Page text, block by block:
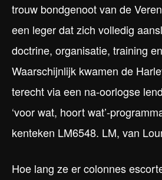
trouw bondgenoot van de
een leger dat zich volledig
doctrine, organisatie, training
Waarschijnlijk kwamen de
terecht via een na-oorlogse
‘voor wat, hoort wat’-
kenteken LM6548. LM, van
Hoe lang ze er colonnes